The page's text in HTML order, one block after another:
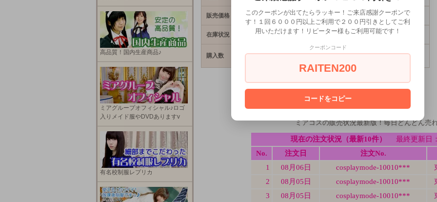
販売価格 378円(税込416円)
在庫状況 残り17です
購入数
ミアコスの販売状況最新版！毎日どんどん売
高品質！国内生産商品♪
ミアグループオフィシャル♪ロゴ
入りメイド服やDVDありますv
有名校制服レプリカ
このクーポンが出てたらラッキー！ご来店感謝クーポンで
す！１回６０００円以上ご利用で２００円引きとしてご利
用いただけます！リピーター様もご利用可能です！
クーポンコード
RAITEN200
コードをコピー